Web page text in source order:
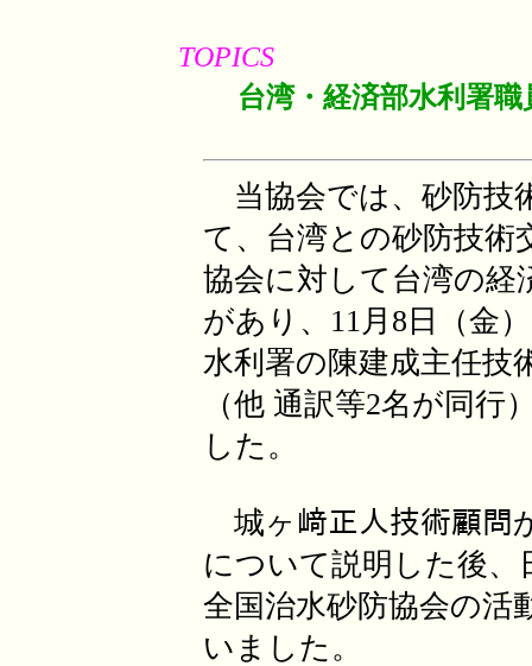
TOPICS
台湾・経済部水利署
当協会では、砂防技
て、台湾との砂防技術
協会に対して台湾の経
があり、11月8日（金
水利署の陳建成主任技
（他 通訳等2名が同
した。
城ヶ﨑正人技術顧問
について説明した後、
全国治水砂防協会の活
いました。